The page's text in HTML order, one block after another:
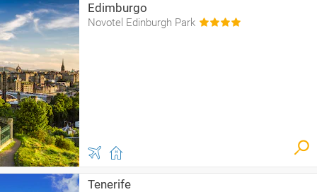
Edimburgo
Novotel Edinburgh Park
Tenerife